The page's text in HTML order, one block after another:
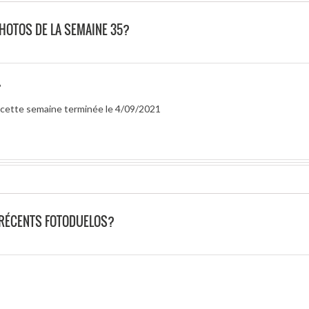
DE LA SEMAINE 35?
semaine terminée le 4/09/2021
FOTODUELOS?